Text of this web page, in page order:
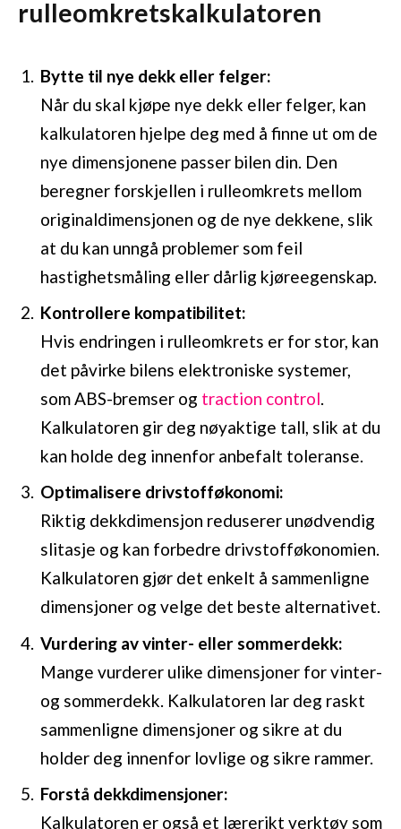
rulleomkretskalkulatoren
Bytte til nye dekk eller felger:
Når du skal kjøpe nye dekk eller felger, kan
kalkulatoren hjelpe deg med å finne ut om de
nye dimensjonene passer bilen din. Den
beregner forskjellen i rulleomkrets mellom
originaldimensjonen og de nye dekkene, slik
at du kan unngå problemer som feil
hastighetsmåling eller dårlig kjøreegenskap.
Kontrollere kompatibilitet:
Hvis endringen i rulleomkrets er for stor, kan
det påvirke bilens elektroniske systemer,
som ABS-bremser og traction control.
Kalkulatoren gir deg nøyaktige tall, slik at du
kan holde deg innenfor anbefalt toleranse.
Optimalisere drivstofføkonomi:
Riktig dekkdimensjon reduserer unødvendig
slitasje og kan forbedre drivstofføkonomien.
Kalkulatoren gjør det enkelt å sammenligne
dimensjoner og velge det beste alternativet.
Vurdering av vinter- eller sommerdekk:
Mange vurderer ulike dimensjoner for vinter-
og sommerdekk. Kalkulatoren lar deg raskt
sammenligne dimensjoner og sikre at du
holder deg innenfor lovlige og sikre rammer.
Forstå dekkdimensjoner:
Kalkulatoren er også et lærerikt verktøy som